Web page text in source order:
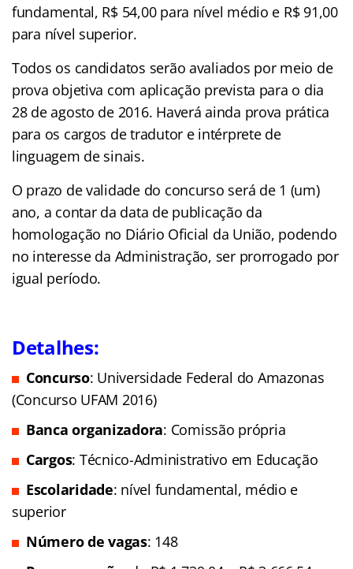
fundamental, R$ 54,00 para nível médio e R$ 91,00
para nível superior.
Todos os candidatos serão avaliados por meio de
prova objetiva com aplicação prevista para o dia
28 de agosto de 2016. Haverá ainda prova prática
para os cargos de tradutor e intérprete de
linguagem de sinais.
O prazo de validade do concurso será de 1 (um)
ano, a contar da data de publicação da
homologação no Diário Oficial da União, podendo
no interesse da Administração, ser prorrogado por
igual período.
Detalhes:
Concurso: Universidade Federal do Amazonas
(Concurso UFAM 2016)
Banca organizadora: Comissão própria
Cargos: Técnico-Administrativo em Educação
Escolaridade: nível fundamental, médio e
superior
Número de vagas: 148